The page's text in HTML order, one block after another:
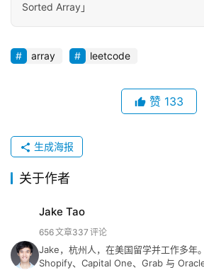
动
念
推
具
Sorted Array」
array leetcode
赞 133
生成海报
关于作者
Jake Tao
656文章337 评论
Jake，杭州人，在美国留学并工作多年
Shopify、Capital One、Grab 与